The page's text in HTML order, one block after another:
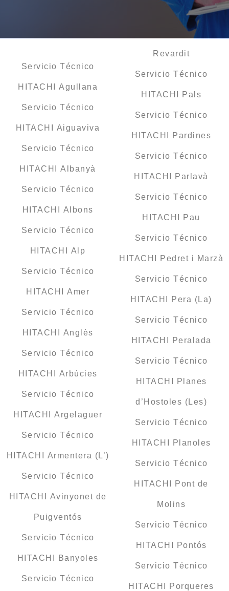
Servicio Técnico
HITACHI Agullana
Servicio Técnico
HITACHI Aiguaviva
Servicio Técnico
HITACHI Albanyà
Servicio Técnico
HITACHI Albons
Servicio Técnico
HITACHI Alp
Servicio Técnico
HITACHI Amer
Servicio Técnico
HITACHI Anglès
Servicio Técnico
HITACHI Arbúcies
Servicio Técnico
HITACHI Argelaguer
Servicio Técnico
HITACHI Armentera (L’)
Servicio Técnico
HITACHI Avinyonet de
Puigventós
Servicio Técnico
HITACHI Banyoles
Servicio Técnico
Revardit
Servicio Técnico
HITACHI Pals
Servicio Técnico
HITACHI Pardines
Servicio Técnico
HITACHI Parlavà
Servicio Técnico
HITACHI Pau
Servicio Técnico
HITACHI Pedret i Marzà
Servicio Técnico
HITACHI Pera (La)
Servicio Técnico
HITACHI Peralada
Servicio Técnico
HITACHI Planes
d’Hostoles (Les)
Servicio Técnico
HITACHI Planoles
Servicio Técnico
HITACHI Pont de
Molins
Servicio Técnico
HITACHI Pontós
Servicio Técnico
HITACHI Porqueres